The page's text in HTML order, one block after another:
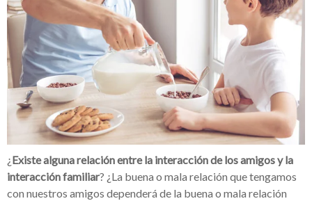
¿Existe alguna relación entre la interacción de los amigos y la
interacción familiar? ¿La buena o mala relación que tengamos
con nuestros amigos dependerá de la buena o mala relación